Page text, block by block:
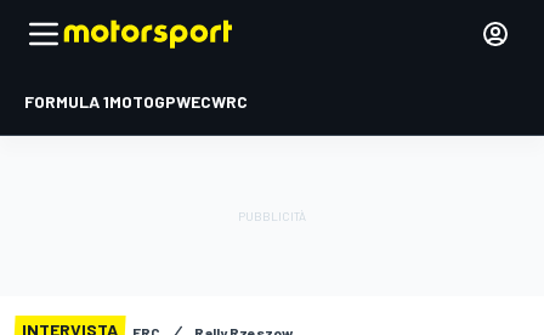
FORMULA 1MOTOGPWECWRC
INTERVISTA